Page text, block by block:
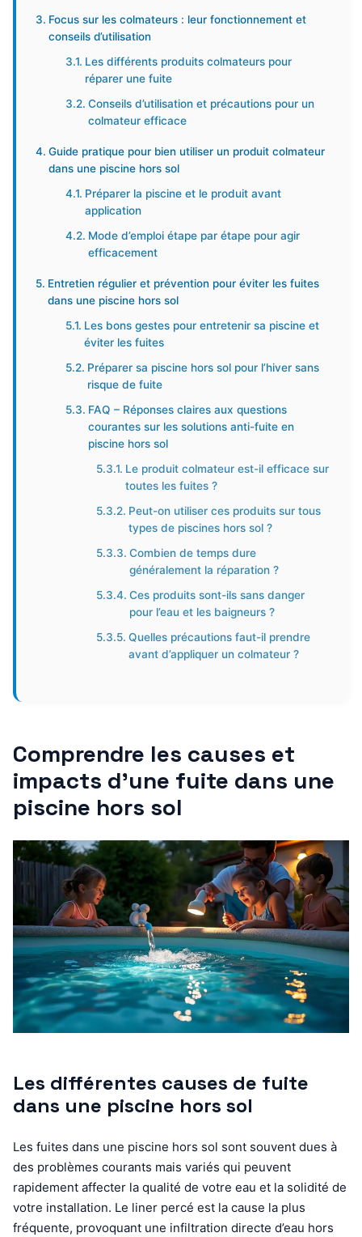
Focus sur les colmateurs : leur fonctionnement et
conseils d’utilisation
Les différents produits colmateurs pour
réparer une fuite
Conseils d’utilisation et précautions pour un
colmateur efficace
Guide pratique pour bien utiliser un produit colmateur
dans une piscine hors sol
Préparer la piscine et le produit avant
application
Mode d’emploi étape par étape pour agir
efficacement
Entretien régulier et prévention pour éviter les fuites
dans une piscine hors sol
Les bons gestes pour entretenir sa piscine et
éviter les fuites
Préparer sa piscine hors sol pour l’hiver sans
risque de fuite
FAQ – Réponses claires aux questions
courantes sur les solutions anti-fuite en
piscine hors sol
Le produit colmateur est-il efficace sur
toutes les fuites ?
Peut-on utiliser ces produits sur tous
types de piscines hors sol ?
Combien de temps dure
généralement la réparation ?
Ces produits sont-ils sans danger
pour l’eau et les baigneurs ?
Quelles précautions faut-il prendre
avant d’appliquer un colmateur ?
Comprendre les causes et
impacts d’une fuite dans une
piscine hors sol
Les différentes causes de fuite
dans une piscine hors sol
Les fuites dans une piscine hors sol sont souvent dues à
des problèmes courants mais variés qui peuvent
rapidement affecter la qualité de votre eau et la solidité de
votre installation. Le liner percé est la cause la plus
fréquente, provoquant une infiltration directe d’eau hors